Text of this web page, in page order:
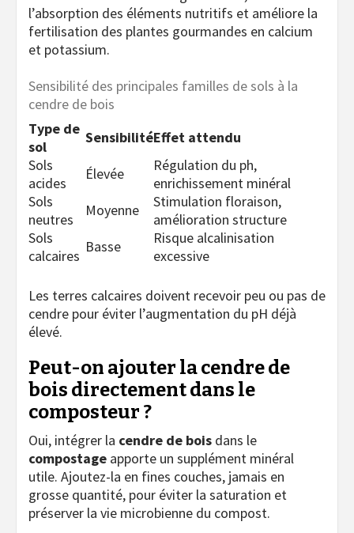
l’absorption des éléments nutritifs et améliore la
fertilisation des plantes gourmandes en calcium
et potassium.
Sensibilité des principales familles de sols à la
cendre de bois
Type de
sol
SensibilitéEffet attendu
Sols
acides
Élevée
Régulation du ph,
enrichissement minéral
Sols
neutres
Moyenne
Stimulation floraison,
amélioration structure
Sols
calcaires
Basse
Risque alcalinisation
excessive
Les terres calcaires doivent recevoir peu ou pas de
cendre pour éviter l’augmentation du pH déjà
élevé.
Peut-on ajouter la cendre de
bois directement dans le
composteur ?
Oui, intégrer la cendre de bois dans le
compostage apporte un supplément minéral
utile. Ajoutez-la en fines couches, jamais en
grosse quantité, pour éviter la saturation et
préserver la vie microbienne du compost.